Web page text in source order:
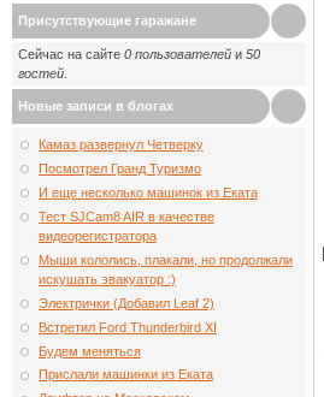
Присутствующие гаражане
Сейчас на сайте 0 пользователей и 50
гостей
Новые записи в блогах
Камаз развернул Четверку
Посмотрел Гранд Туризмо
И еще несколько машинок из Еката
Тест SJCam8 AIR в качестве
видеорегистратора
Мыши кололись, плакали, но продолжали
искушать эвакуатор :)
Электрички (Добавил Leaf 2)
Встретил Ford Thunderbird XI
Будем меняться
Прислали машинки из Еката